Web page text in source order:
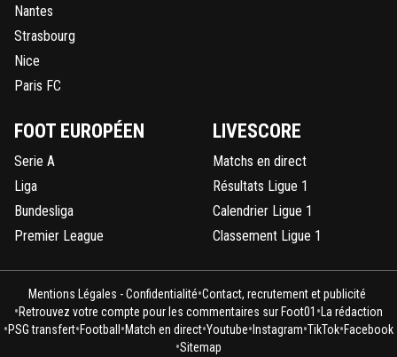
Nantes
Strasbourg
Nice
Paris FC
FOOT EUROPÉEN
Serie A
Liga
Bundesliga
Premier League
LIVESCORE
Matchs en direct
Résultats Ligue 1
Calendrier Ligue 1
Classement Ligue 1
Mentions Légales - Confidentialité•Contact, recrutement et publicité
•Retrouvez votre compte pour les commentaires sur Foot01 •La rédaction
•PSG transfert•Football •Match en direct•Youtube• Instagram•TikTok•Facebook
•Sitemap